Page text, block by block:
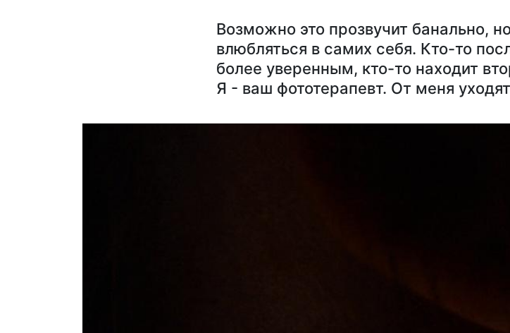
Возможно это прозвучит банально,
влюбляться в самих себя. Кто-то
более уверенным, кто-то находит
Я - ваш фототерапевт. От меня